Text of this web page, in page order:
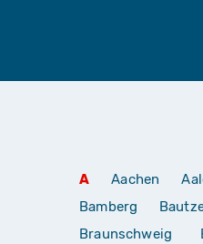
A Aachen
Bamberg
Braunschweig